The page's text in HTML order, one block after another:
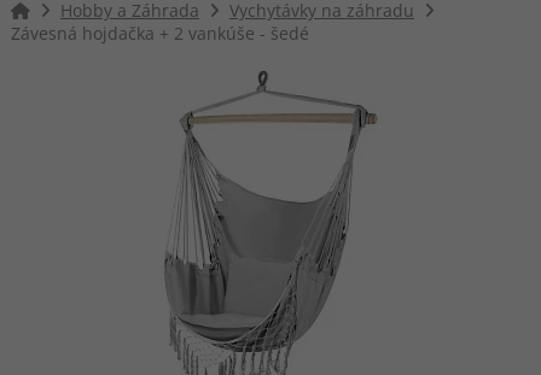
Hobby a Záhrada
Vychytávky na záhradu
Závesná hojdačka + 2 vankúše - šedé